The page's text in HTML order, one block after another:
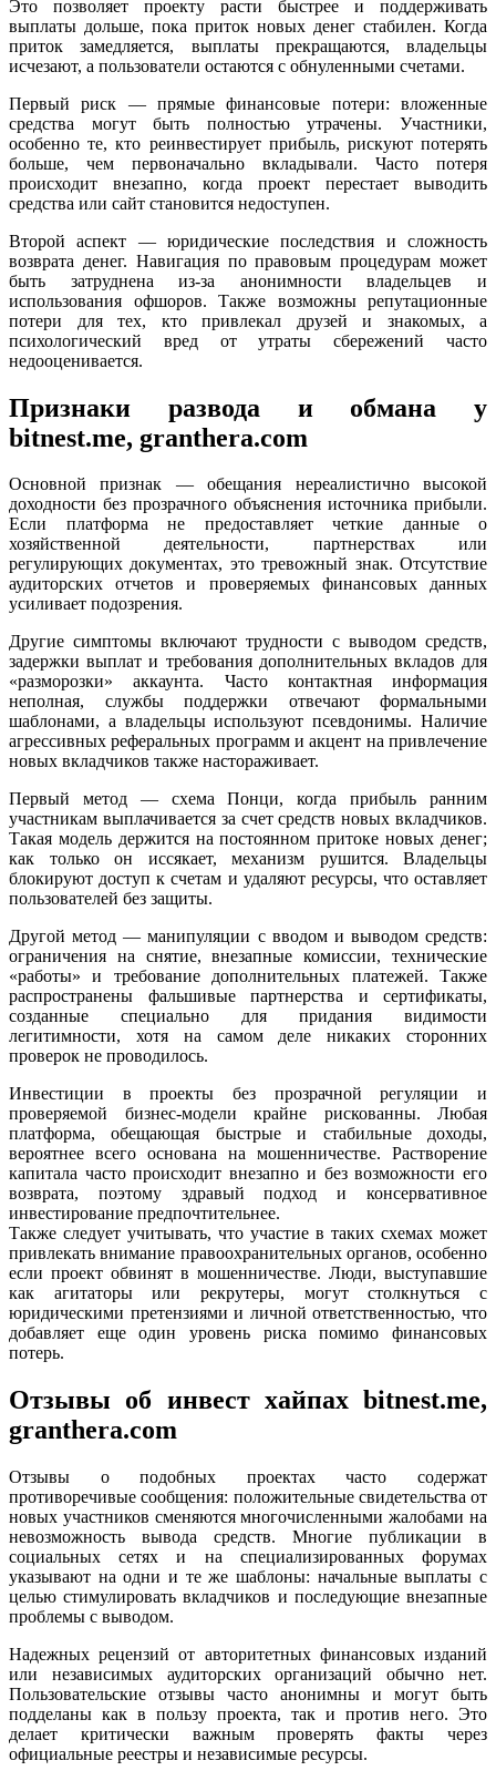
Это позволяет проекту расти быстрее и поддерживать
выплаты дольше, пока приток новых денег стабилен. Когда
приток замедляется, выплаты прекращаются, владельцы
исчезают, а пользователи остаются с обнуленными счетами.
Первый риск — прямые финансовые потери: вложенные
средства могут быть полностью утрачены. Участники,
особенно те, кто реинвестирует прибыль, рискуют потерять
больше, чем первоначально вкладывали. Часто потеря
происходит внезапно, когда проект перестает выводить
средства или сайт становится недоступен.
Второй аспект — юридические последствия и сложность
возврата денег. Навигация по правовым процедурам может
быть затруднена из-за анонимности владельцев и
использования офшоров. Также возможны репутационные
потери для тех, кто привлекал друзей и знакомых, а
психологический вред от утраты сбережений часто
недооценивается.
Признаки развода и обмана у
bitnest.me, granthera.com
Основной признак — обещания нереалистично высокой
доходности без прозрачного объяснения источника прибыли.
Если платформа не предоставляет четкие данные о
хозяйственной деятельности, партнерствах или
регулирующих документах, это тревожный знак. Отсутствие
аудиторских отчетов и проверяемых финансовых данных
усиливает подозрения.
Другие симптомы включают трудности с выводом средств,
задержки выплат и требования дополнительных вкладов для
«разморозки» аккаунта. Часто контактная информация
неполная, службы поддержки отвечают формальными
шаблонами, а владельцы используют псевдонимы. Наличие
агрессивных реферальных программ и акцент на привлечение
новых вкладчиков также настораживает.
Первый метод — схема Понци, когда прибыль ранним
участникам выплачивается за счет средств новых вкладчиков.
Такая модель держится на постоянном притоке новых денег;
как только он иссякает, механизм рушится. Владельцы
блокируют доступ к счетам и удаляют ресурсы, что оставляет
пользователей без защиты.
Другой метод — манипуляции с вводом и выводом средств:
ограничения на снятие, внезапные комиссии, технические
«работы» и требование дополнительных платежей. Также
распространены фальшивые партнерства и сертификаты,
созданные специально для придания видимости
легитимности, хотя на самом деле никаких сторонних
проверок не проводилось.
Инвестиции в проекты без прозрачной регуляции и
проверяемой бизнес-модели крайне рискованны. Любая
платформа, обещающая быстрые и стабильные доходы,
вероятнее всего основана на мошенничестве. Растворение
капитала часто происходит внезапно и без возможности его
возврата, поэтому здравый подход и консервативное
инвестирование предпочтительнее.
Также следует учитывать, что участие в таких схемах может
привлекать внимание правоохранительных органов, особенно
если проект обвинят в мошенничестве. Люди, выступавшие
как агитаторы или рекрутеры, могут столкнуться с
юридическими претензиями и личной ответственностью, что
добавляет еще один уровень риска помимо финансовых
потерь.
Отзывы об инвест хайпах bitnest.me,
granthera.com
Отзывы о подобных проектах часто содержат
противоречивые сообщения: положительные свидетельства от
новых участников сменяются многочисленными жалобами на
невозможность вывода средств. Многие публикации в
социальных сетях и на специализированных форумах
указывают на одни и те же шаблоны: начальные выплаты с
целью стимулировать вкладчиков и последующие внезапные
проблемы с выводом.
Надежных рецензий от авторитетных финансовых изданий
или независимых аудиторских организаций обычно нет.
Пользовательские отзывы часто анонимны и могут быть
подделаны как в пользу проекта, так и против него. Это
делает критически важным проверять факты через
официальные реестры и независимые ресурсы.